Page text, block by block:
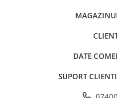
Cabluri si conectori
DATE
SUPORT CLIENTI